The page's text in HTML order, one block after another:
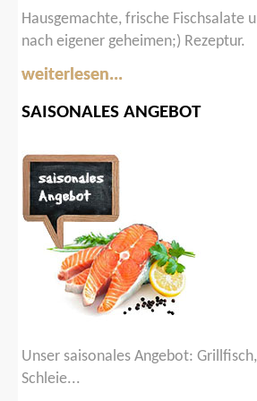
Hausgemachte, frische Fischsalate
nach eigener geheimen;) Rezeptur.
weiterlesen...
SAISONALES ANGEBOT
Unser saisonales Angebot:
Schleie...